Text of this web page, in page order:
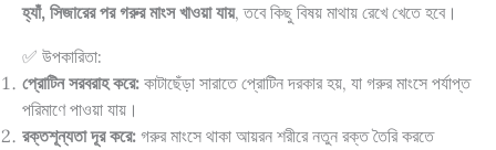
হ্যাঁ, সিজারের পর গরুর মাংস খাওয়া যায়, তবে কিছু বিষয় মাথায় রেখে খেতে হবে।
✅ উপকারিতা:
প্রোটিন সরবরাহ করে: কাটাছেঁড়া সারাতে প্রোটিন দরকার হয়, যা গরুর মাংসে পর্যাপ্ত
পরিমাণে পাওয়া যায়।
রক্তশূন্যতা দূর করে: গরুর মাংসে থাকা আয়রন শরীরে নতুন রক্ত তৈরি করতে